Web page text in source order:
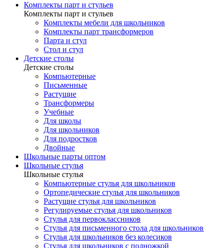
Комплекты парт и стульев
Комплекты парт и стульев
Комплекты мебели для школьников
Комплекты парт трансформеров
Парта и стул
Стол и стул
Детские столы
Детские столы
Компьютерные
Письменные
Растущие
Трансформеры
Учебные
Для школы
Для школьников
Для подростков
Двойные
Школьные парты оптом
Школьные стулья
Школьные стулья
Компьютерные стулья для школьников
Ортопедические стулья для школьников
Растущие стулья для школьников
Регулируемые стулья для школьников
Стулья для первоклассников
Стулья для письменного стола для школьников
Стулья для школьников без колесиков
Стулья для школьников с подножкой